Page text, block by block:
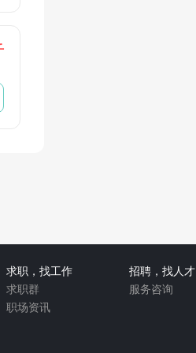
求职，找工作
求职群
职场资讯
招聘，找人才
服务咨询